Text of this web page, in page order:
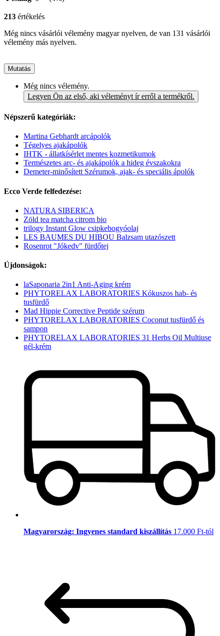
213 értékelés
Még nincs vásárlói vélemény magyar nyelven, de van 131 vásárlói
vélemény más nyelven.
Mutatás
Még nincs vélemény.
Legyen Ön az első, aki véleményt ír erről a termékről.
Népszerű kategóriák:
Martina Gebhardt arcápolók
Tégelyes ajakápolók
IHTK - állatkísérlet mentes kozmetikumok
Természetes arc- és ajakápolók a hideg évszakokra
Demeter-minősített Szérumok, ajak- és speciális ápolók
Ecco Verde felfedezése:
NATURA SIBERICA
Zöld tea matcha citrom bio
trilogy Instant Glow csipkebogyóolaj
LES BAUMES DU HIBOU Balzsam utazószett
Rosenrot "Jókedv" fürdőtej
Újdonságok:
laSaponaria 2in1 Anti-Aging krém
PHYTORELAX LABORATORIES Kókuszos hab- és
tusfürdő
Mad Hippie Corrective Peptide szérum
PHYTORELAX LABORATORIES Coconut tusfürdő és
sampon
PHYTORELAX LABORATORIES 31 Herbs Oil Multiuse
gél-krém
Magyarország: Ingyenes standard kiszállítás 17.000 Ft-tól